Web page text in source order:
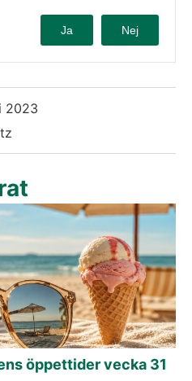
Ja Nej
2023
öppettider vecka 31